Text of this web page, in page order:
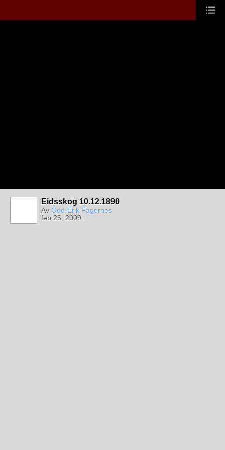
Eidsskog 10.12.1890
Av Odd-Erik Fagernes
feb 25, 2009